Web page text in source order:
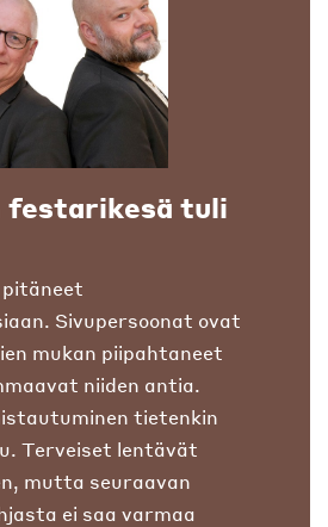
festarikesä tuli
Sivupersoonat ovat
mukan piipahtaneet
niiden antia.
tietenkin
Terveiset lentävät
mutta seuraavan
ei saa varmaa